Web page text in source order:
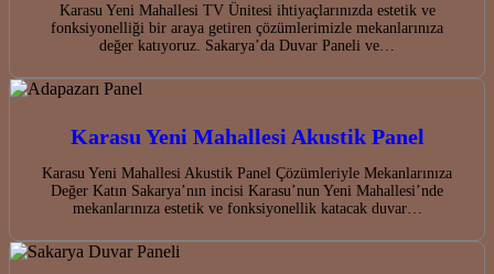
Karasu Yeni Mahallesi TV Ünitesi ihtiyaçlarınızda estetik ve
fonksiyonelliği bir araya getiren çözümlerimizle mekanlarınıza
değer katıyoruz. Sakarya’da Duvar Paneli ve…
Karasu Yeni Mahallesi Akustik Panel
Karasu Yeni Mahallesi Akustik Panel Çözümleriyle Mekanlarınıza
Değer Katın Sakarya’nın incisi Karasu’nun Yeni Mahallesi’nde
mekanlarınıza estetik ve fonksiyonellik katacak duvar…